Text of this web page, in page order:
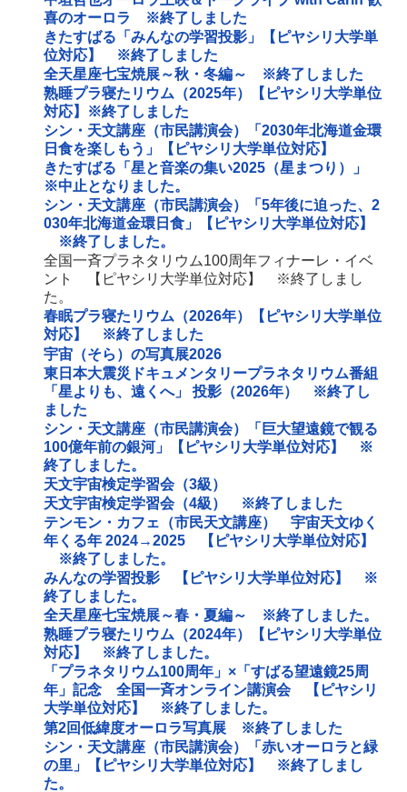
喜のオーロラ ※終了しました
きたすばる「みんなの学習投影」【ピヤシリ大学単
位対応】 ※終了しました
全天星座七宝焼展～秋・冬編～ ※終了しました
熟睡プラ寝たリウム（2025年）【ピヤシリ大学単位
対応】※終了しました
シン・天文講座（市民講演会）「2030年北海道金環
日食を楽しもう」【ピヤシリ大学単位対応】
きたすばる「星と音楽の集い2025（星まつり）」
※中止となりました。
シン・天文講座（市民講演会）「5年後に迫った、2
030年北海道金環日食」【ピヤシリ大学単位対応】
※終了しました。
全国一斉プラネタリウム100周年フィナーレ・イベ
ント 【ピヤシリ大学単位対応】 ※終了しまし
た。
春眠プラ寝たリウム（2026年）【ピヤシリ大学単位
対応】 ※終了しました
宇宙（そら）の写真展2026
東日本大震災ドキュメンタリープラネタリウム番組
「星よりも、遠くへ」 投影（2026年） ※終了し
ました
シン・天文講座（市民講演会）「巨大望遠鏡で観る
100億年前の銀河」【ピヤシリ大学単位対応】 ※
終了しました。
天文宇宙検定学習会（3級）
天文宇宙検定学習会（4級） ※終了しました
テンモン・カフェ（市民天文講座） 宇宙天文ゆく
年くる年 2024→2025 【ピヤシリ大学単位対応】
※終了しました。
みんなの学習投影 【ピヤシリ大学単位対応】 ※
終了しました。
全天星座七宝焼展～春・夏編～ ※終了しました。
熟睡プラ寝たリウム（2024年）【ピヤシリ大学単位
対応】 ※終了しました。
「プラネタリウム100周年」×「すばる望遠鏡25周
年」記念 全国一斉オンライン講演会 【ピヤシリ
大学単位対応】 ※終了しました。
第2回低緯度オーロラ写真展 ※終了しました
シン・天文講座（市民講演会）「赤いオーロラと緑
の里」【ピヤシリ大学単位対応】 ※終了しまし
た。